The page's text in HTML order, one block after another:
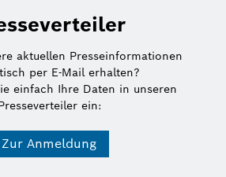
aktuellen Presseinformationen
per E-Mail erhalten?
einfach Ihre Daten in unseren
ein:
Zur Anmeldung